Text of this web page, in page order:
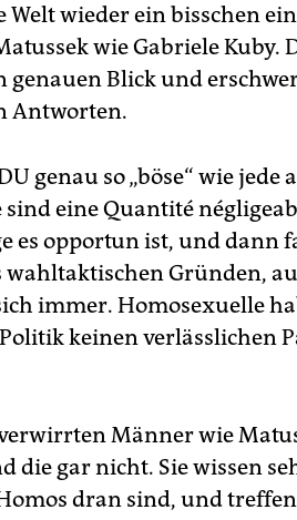
wieder ein bisschen
wie Gabriele Kuby.
genauen Blick und
Antworten.
genau so „böse“ wie jede
eine Quantité
es opportun ist, und dann
wahltaktischen Gründen,
immer. Homosexuelle
keinen verlässlichen
Männer wie
die gar nicht. Sie wissen
dran sind, und